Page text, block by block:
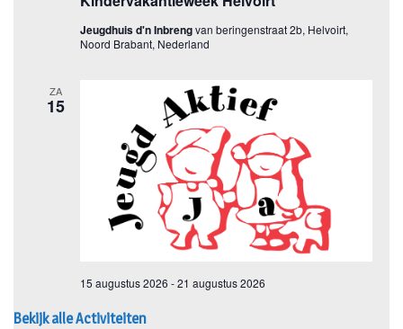
Bekijk alle Activiteiten